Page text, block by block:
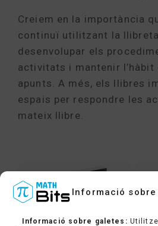
Informació
Informació sobre galetes:
Creiem en la importància
continuï utilitzant la
desenvolupar els
activitats i mantenir l’hàbit
apunts. A més, els llibres
espais per respondre les
mateix llibre.